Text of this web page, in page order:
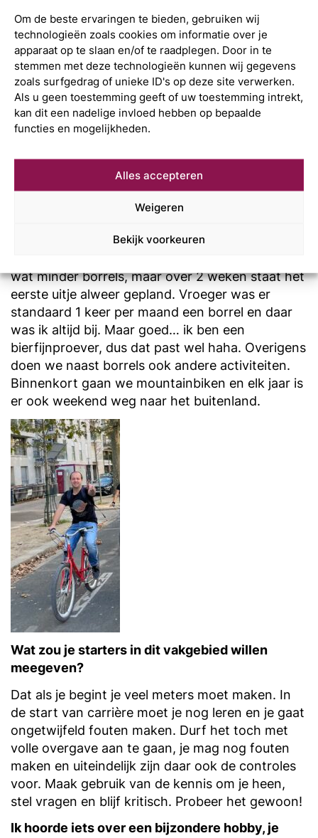
Om de beste ervaringen te bieden, gebruiken wij
technologieën zoals cookies om informatie over je
apparaat op te slaan en/of te raadplegen. Door in te
stemmen met deze technologieën kunnen wij gegevens
zoals surfgedrag of unieke ID's op deze site verwerken.
Als u geen toestemming geeft of uw toestemming intrekt,
kan dit een nadelige invloed hebben op bepaalde
functies en mogelijkheden.
Alles accepteren
Weigeren
Bekijk voorkeuren
fiscaliteit en de andere dag gaat het over een
bedrijfsovername, een reorganisatie of een ander
strategische vraagstuk.
dat is een hardnekkig
vooroordeel, “stoffige mensen in
Ben je ook van de borrels en uitjes?
Ja 😊. Ik ben er bijna altijd bij en er wordt veel
wat minder borrels, maar over 2 weken staat het
eerste uitje alweer gepland. Vroeger was er
standaard 1 keer per maand een borrel en daar
was ik altijd bij. Maar goed… ik ben een
bierfijnproever, dus dat past wel haha. Overigens
doen we naast borrels ook andere activiteiten.
Binnenkort gaan we mountainbiken en elk jaar is
er ook weekend weg naar het buitenland.
Wat zou je starters in dit vakgebied willen
meegeven?
Dat als je begint je veel meters moet maken. In
de start van carrière moet je nog leren en je gaat
ongetwijfeld fouten maken. Durf het toch met
volle overgave aan te gaan, je mag nog fouten
maken en uiteindelijk zijn daar ook de controles
voor. Maak gebruik van de kennis om je heen,
stel vragen en blijf kritisch. Probeer het gewoon!
Ik hoorde iets over een bijzondere hobby, je